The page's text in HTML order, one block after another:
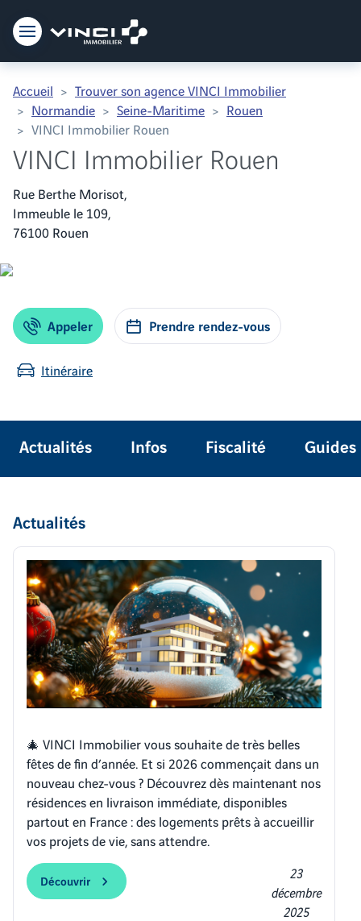
Accueil
Trouver son agence VINCI Immobilier
Normandie
Seine-Maritime
Rouen
VINCI Immobilier Rouen
VINCI Immobilier Rouen
Rue Berthe Morisot,
Immeuble le 109,
76100 Rouen
Appeler Prendre rendez-vous
Itinéraire
Actualités Infos Fiscalité Guides
Actualités
🎄 VINCI Immobilier vous souhaite de très belles
fêtes de fin d’année. Et si 2026 commençait dans un
nouveau chez-vous ? Découvrez dès maintenant nos
résidences en livraison immédiate, disponibles
partout en France : des logements prêts à accueillir
vos projets de vie, sans attendre.
Découvrir
23
décembre
2025